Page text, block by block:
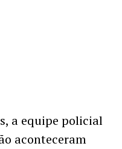
a equipe policial
aconteceram